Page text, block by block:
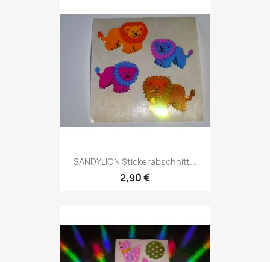
SANDYLION Stickerabschnitt...
2,90 €